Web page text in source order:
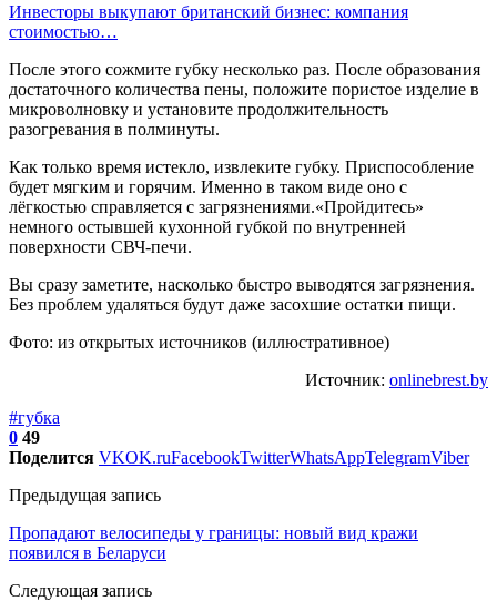
Инвесторы выкупают британский бизнес: компания
стоимостью…
После этого сожмите губку несколько раз. После образования
достаточного количества пены, положите пористое изделие в
микроволновку и установите продолжительность
разогревания в полминуты.
Как только время истекло, извлеките губку. Приспособление
будет мягким и горячим. Именно в таком виде оно с
лёгкостью справляется с загрязнениями.«Пройдитесь»
немного остывшей кухонной губкой по внутренней
поверхности СВЧ-печи.
Вы сразу заметите, насколько быстро выводятся загрязнения.
Без проблем удаляться будут даже засохшие остатки пищи.
Фото: из открытых источников (иллюстративное)
Источник: onlinebrest.by
#губка
0 49
Поделится VKOK.ruFacebookTwitterWhatsAppTelegramViber
Предыдущая запись
Пропадают велосипеды у границы: новый вид кражи
появился в Беларуси
Следующая запись